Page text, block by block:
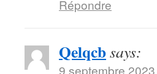
Répondre
Qelqcbsays:
9 septembre